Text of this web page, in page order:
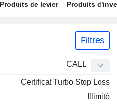
Produits de levier Produits
Filtres
Elasticité Levier Parité
CALL
Certificat Turbo Stop Loss
Illimité